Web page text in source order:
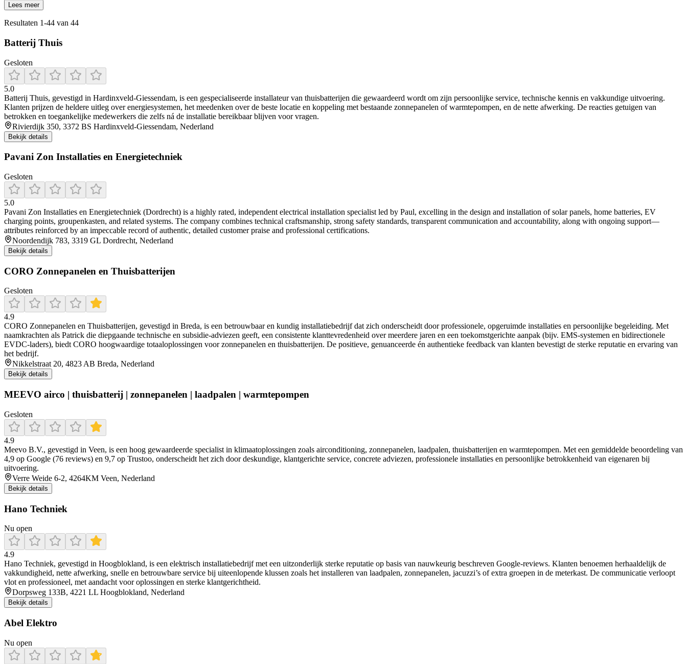
Lees meer
Resultaten 1-44 van 44
Batterij Thuis
Gesloten
5.0
Batterij Thuis, gevestigd in Hardinxveld‑Giessendam, is een gespecialiseerde installateur van thuisbatterijen die gewaardeerd wordt om zijn persoonlijke service, technische kennis en vakkundige uitvoering.
Klanten prijzen de heldere uitleg over energiesystemen, het meedenken over de beste locatie en koppeling met bestaande zonnepanelen of warmtepompen, en de nette afwerking. De reacties getuigen van
betrokken en toegankelijke medewerkers die zelfs ná de installatie bereikbaar blijven voor vragen.
Rivierdijk 350, 3372 BS Hardinxveld-Giessendam, Nederland
Bekijk details
Pavani Zon Installaties en Energietechniek
Gesloten
5.0
Pavani Zon Installaties en Energietechniek (Dordrecht) is a highly rated, independent electrical installation specialist led by Paul, excelling in the design and installation of solar panels, home batteries, EV
charging points, groupenkasten, and related systems. The company combines technical craftsmanship, strong safety standards, transparent communication and accountability, along with ongoing support—
attributes reinforced by an impeccable record of authentic, detailed customer praise and professional certifications.
Noordendijk 783, 3319 GL Dordrecht, Nederland
Bekijk details
CORO Zonnepanelen en Thuisbatterijen
Gesloten
4.9
CORO Zonnepanelen en Thuisbatterijen, gevestigd in Breda, is een betrouwbaar en kundig installatiebedrijf dat zich onderscheidt door professionele, opgeruimde installaties en persoonlijke begeleiding. Met
naamkrachten als Patrick die diepgaande technische en subsidie-adviezen geeft, een consistente klanttevredenheid over meerdere jaren en een toekomstgerichte aanpak (bijv. EMS-systemen en bidirectionele
EVDC-laders), biedt CORO hoogwaardige totaaloplossingen voor zonnepanelen en thuisbatterijen. De positieve, genuanceerde én authentieke feedback van klanten bevestigt de sterke reputatie en ervaring van
het bedrijf.
Nikkelstraat 20, 4823 AB Breda, Nederland
Bekijk details
MEEVO airco | thuisbatterij | zonnepanelen | laadpalen | warmtepompen
Gesloten
4.9
Meevo B.V., gevestigd in Veen, is een hoog gewaardeerde specialist in klimaatoplossingen zoals airconditioning, zonnepanelen, laadpalen, thuisbatterijen en warmtepompen. Met een gemiddelde beoordeling van
4,9 op Google (76 reviews) en 9,7 op Trustoo, onderscheidt het zich door deskundige, klantgerichte service, concrete adviezen, professionele installaties en persoonlijke betrokkenheid van eigenaren bij
uitvoering.
Verre Weide 6-2, 4264KM Veen, Nederland
Bekijk details
Hano Techniek
Nu open
4.9
Hano Techniek, gevestigd in Hoogblokland, is een elektrisch installatiebedrijf met een uitzonderlijk sterke reputatie op basis van nauwkeurig beschreven Google-reviews. Klanten benoemen herhaaldelijk de
vakkundigheid, nette afwerking, snelle en betrouwbare service bij uiteenlopende klussen zoals het installeren van laadpalen, zonnepanelen, jacuzzi’s of extra groepen in de meterkast. De communicatie verloopt
vlot en professioneel, met aandacht voor oplossingen en sterke klantgerichtheid.
Dorpsweg 133B, 4221 LL Hoogblokland, Nederland
Bekijk details
Abel Elektro
Nu open